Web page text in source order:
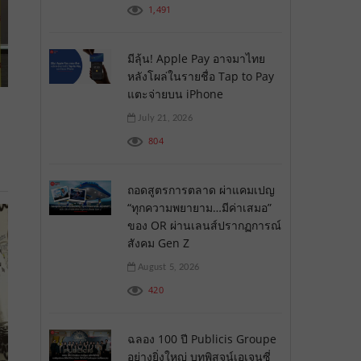
1,491
มีลุ้น! Apple Pay อาจมาไทย
หลังโผล่ในรายชื่อ Tap to Pay
แตะจ่ายบน iPhone
July 21, 2026
804
ถอดสูตรการตลาด ผ่าแคมเปญ
“ทุกความพยายาม…มีค่าเสมอ”
ของ OR ผ่านเลนส์ปรากฏการณ์
สังคม Gen Z
August 5, 2026
420
ฉลอง 100 ปี Publicis Groupe
อย่างยิ่งใหญ่ บทพิสูจน์เอเจนซี่